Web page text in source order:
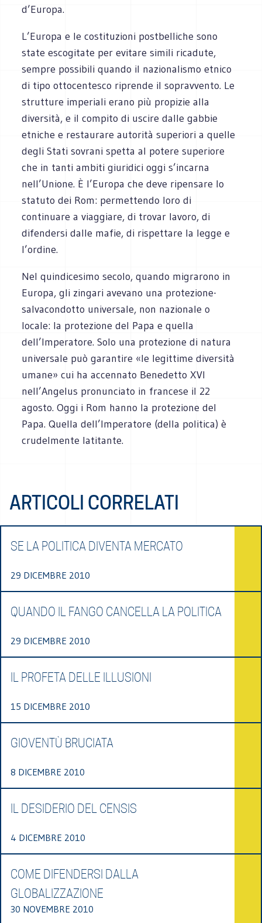
d’Europa.
L’Europa e le costituzioni postbelliche sono
state escogitate per evitare simili ricadute,
sempre possibili quando il nazionalismo etnico
di tipo ottocentesco riprende il sopravvento. Le
strutture imperiali erano più propizie alla
diversità, e il compito di uscire dalle gabbie
etniche e restaurare autorità superiori a quelle
degli Stati sovrani spetta al potere superiore
che in tanti ambiti giuridici oggi s’incarna
nell’Unione. È l’Europa che deve ripensare lo
statuto dei Rom: permettendo loro di
continuare a viaggiare, di trovar lavoro, di
difendersi dalle mafie, di rispettare la legge e
l’ordine.
Nel quindicesimo secolo, quando migrarono in
Europa, gli zingari avevano una protezione-
salvacondotto universale, non nazionale o
locale: la protezione del Papa e quella
dell’Imperatore. Solo una protezione di natura
universale può garantire «le legittime diversità
umane» cui ha accennato Benedetto XVI
nell’Angelus pronunciato in francese il 22
agosto. Oggi i Rom hanno la protezione del
Papa. Quella dell’Imperatore (della politica) è
crudelmente latitante.
ARTICOLI CORRELATI
SE LA POLITICA DIVENTA MERCATO
29 DICEMBRE 2010
QUANDO IL FANGO CANCELLA LA POLITICA
29 DICEMBRE 2010
IL PROFETA DELLE ILLUSIONI
15 DICEMBRE 2010
GIOVENTÙ BRUCIATA
8 DICEMBRE 2010
IL DESIDERIO DEL CENSIS
4 DICEMBRE 2010
COME DIFENDERSI DALLA
GLOBALIZZAZIONE
30 NOVEMBRE 2010